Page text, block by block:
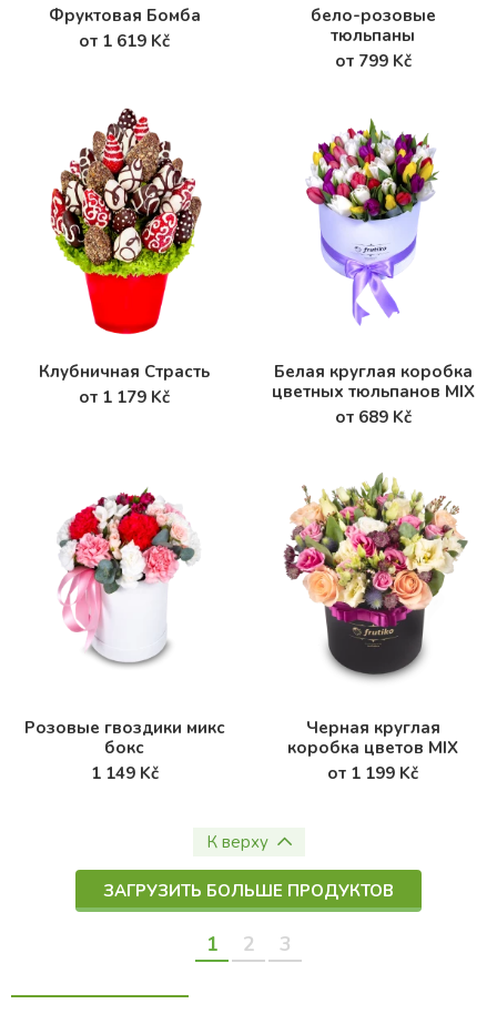
Фруктовая Бомба
от 1 619 Kč
бело-розовые
тюльпаны
от 799 Kč
Клубничная Страсть
от 1 179 Kč
Белая круглая коробка
цветных тюльпанов MIX
от 689 Kč
Розовые гвоздики микс
бокс
1 149 Kč
Черная круглая
коробка цветов MIX
от 1 199 Kč
К верху
ЗАГРУЗИТЬ БОЛЬШЕ ПРОДУКТОВ
1 2 3